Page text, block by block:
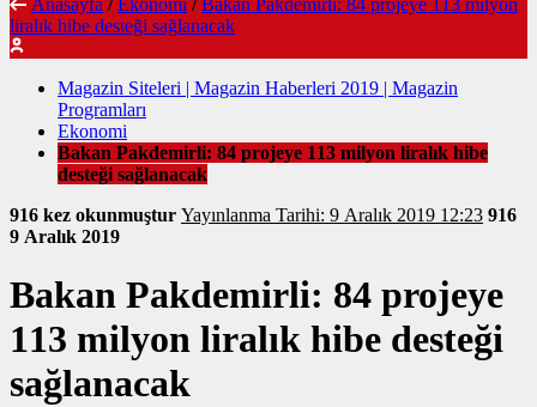
Anasayfa / Ekonomi / Bakan Pakdemirli: 84 projeye 113 milyon
liralık hibe desteği sağlanacak
Magazin Siteleri | Magazin Haberleri 2019 | Magazin
Programları
Ekonomi
Bakan Pakdemirli: 84 projeye 113 milyon liralık hibe
desteği sağlanacak
916 kez okunmuştur
Yayınlanma Tarihi: 9 Aralık 2019 12:23 916
9 Aralık 2019
Bakan Pakdemirli: 84 projeye
113 milyon liralık hibe desteği
sağlanacak